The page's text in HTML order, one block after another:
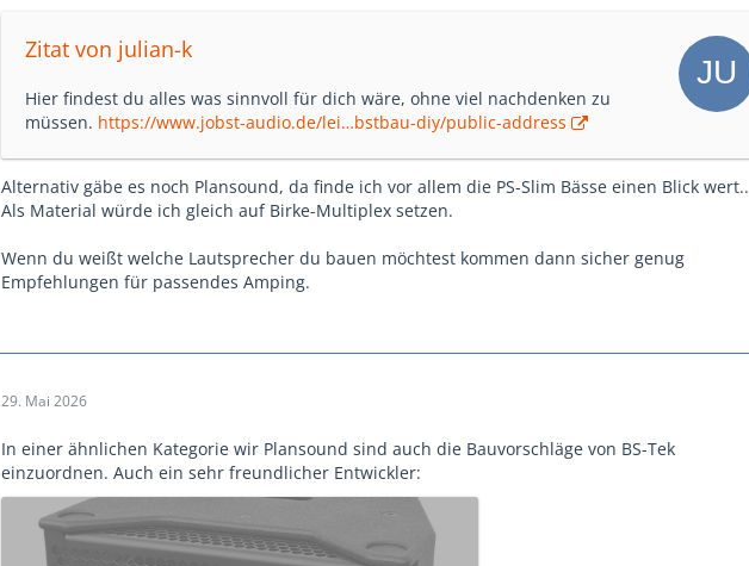
Zitat von julian-k
Hier findest du alles was sinnvoll für dich wäre, ohne viel nachdenken zu
müssen. https://www.jobst-audio.de/lei…bstbau-diy/public-address
Alternativ gäbe es noch Plansound, da finde ich vor allem die PS-Slim Bässe einen Blick wert..
Als Material würde ich gleich auf Birke-Multiplex setzen.
Wenn du weißt welche Lautsprecher du bauen möchtest kommen dann sicher genug
Empfehlungen für passendes Amping.
29. Mai 2026
In einer ähnlichen Kategorie wir Plansound sind auch die Bauvorschläge von BS-Tek
einzuordnen. Auch ein sehr freundlicher Entwickler: